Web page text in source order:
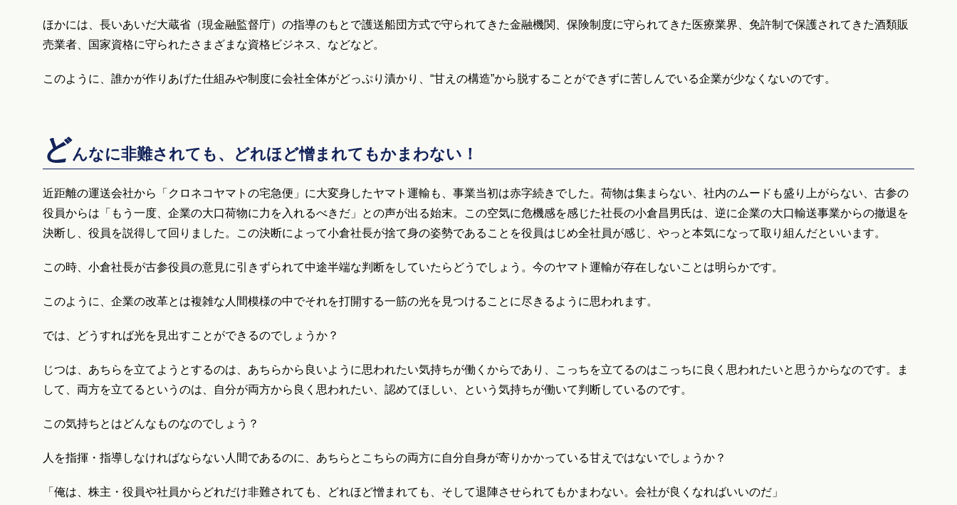
ほかには、長いあいだ大蔵省（現金融監督庁）の指導のもとで護送船団方式で守られてきた金融機関、保険制度に守られてきた医療業界、免許制で保護されてきた酒類販
売業者、国家資格に守られたさまざまな資格ビジネス、などなど。
このように、誰かが作りあげた仕組みや制度に会社全体がどっぷり漬かり、“甘えの構造”から脱することができずに苦しんでいる企業が少なくないのです。
どんなに非難されても、どれほど憎まれてもかまわない！
近距離の運送会社から「クロネコヤマトの宅急便」に大変身したヤマト運輸も、事業当初は赤字続きでした。荷物は集まらない、社内のムードも盛り上がらない、古参の
役員からは「もう一度、企業の大口荷物に力を入れるべきだ」との声が出る始末。この空気に危機感を感じた社長の小倉昌男氏は、逆に企業の大口輸送事業からの撤退を
決断し、役員を説得して回りました。この決断によって小倉社長が捨て身の姿勢であることを役員はじめ全社員が感じ、やっと本気になって取り組んだといいます。
この時、小倉社長が古参役員の意見に引きずられて中途半端な判断をしていたらどうでしょう。今のヤマト運輸が存在しないことは明らかです。
このように、企業の改革とは複雑な人間模様の中でそれを打開する一筋の光を見つけることに尽きるように思われます。
では、どうすれば光を見出すことができるのでしょうか？
じつは、あちらを立てようとするのは、あちらから良いように思われたい気持ちが働くからであり、こっちを立てるのはこっちに良く思われたいと思うからなのです。ま
して、両方を立てるというのは、自分が両方から良く思われたい、認めてほしい、という気持ちが働いて判断しているのです。
この気持ちとはどんなものなのでしょう？
人を指揮・指導しなければならない人間であるのに、あちらとこちらの両方に自分自身が寄りかかっている甘えではないでしょうか？
「俺は、株主・役員や社員からどれだけ非難されても、どれほど憎まれても、そして退陣させられてもかまわない。会社が良くなればいいのだ」